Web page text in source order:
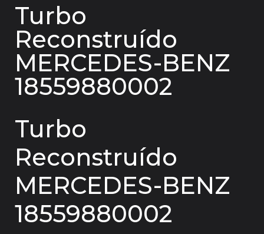
Turbo
Reconstruído
MERCEDES-BENZ
18559880002
Turbo
Reconstruído
MERCEDES-BENZ
18559880002